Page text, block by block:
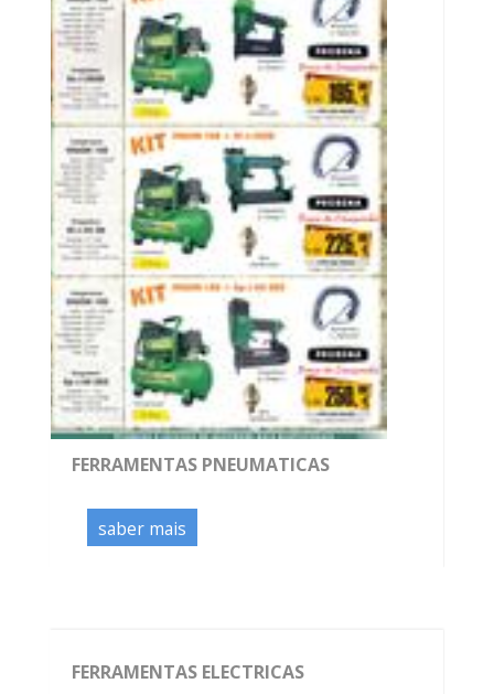
FERRAMENTAS PNEUMATICAS
saber mais
FERRAMENTAS ELECTRICAS